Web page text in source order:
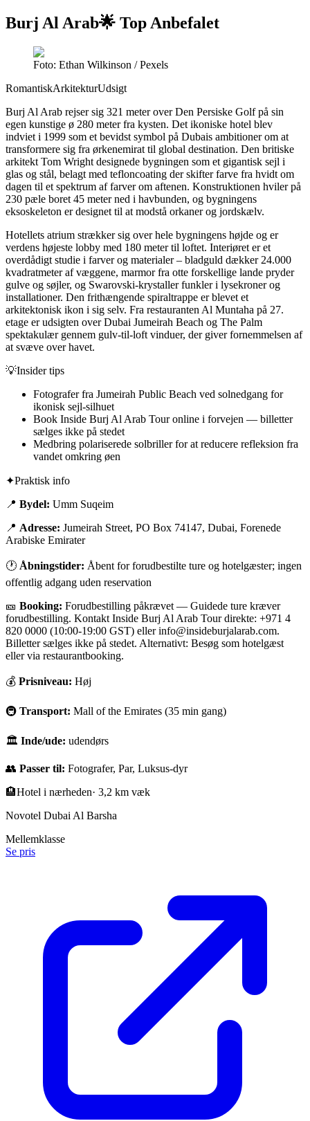
Burj Al Arab🌟 Top Anbefalet
Foto: Ethan Wilkinson / Pexels
RomantiskArkitekturUdsigt
Burj Al Arab rejser sig 321 meter over Den Persiske Golf på sin
egen kunstige ø 280 meter fra kysten. Det ikoniske hotel blev
indviet i 1999 som et bevidst symbol på Dubais ambitioner om at
transformere sig fra ørkenemirat til global destination. Den britiske
arkitekt Tom Wright designede bygningen som et gigantisk sejl i
glas og stål, belagt med tefloncoating der skifter farve fra hvidt om
dagen til et spektrum af farver om aftenen. Konstruktionen hviler på
230 pæle boret 45 meter ned i havbunden, og bygningens
eksoskeleton er designet til at modstå orkaner og jordskælv.
Hotellets atrium strækker sig over hele bygningens højde og er
verdens højeste lobby med 180 meter til loftet. Interiøret er et
overdådigt studie i farver og materialer – bladguld dækker 24.000
kvadratmeter af væggene, marmor fra otte forskellige lande pryder
gulve og søjler, og Swarovski-krystaller funkler i lysekroner og
installationer. Den frithængende spiraltrappe er blevet et
arkitektonisk ikon i sig selv. Fra restauranten Al Muntaha på 27.
etage er udsigten over Dubai Jumeirah Beach og The Palm
spektakulær gennem gulv-til-loft vinduer, der giver fornemmelsen af
at svæve over havet.
💡Insider tips
Fotografer fra Jumeirah Public Beach ved solnedgang for
ikonisk sejl-silhuet
Book Inside Burj Al Arab Tour online i forvejen — billetter
sælges ikke på stedet
Medbring polariserede solbriller for at reducere refleksion fra
vandet omkring øen
✦Praktisk info
📍 Bydel: Umm Suqeim
📍 Adresse: Jumeirah Street, PO Box 74147, Dubai, Forenede
Arabiske Emirater
🕐 Åbningstider: Åbent for forudbestilte ture og hotelgæster; ingen
offentlig adgang uden reservation
🎫 Booking: Forudbestilling påkrævet — Guidede ture kræver
forudbestilling. Kontakt Inside Burj Al Arab Tour direkte: +971 4
820 0000 (10:00-19:00 GST) eller info@insideburjalarab.com.
Billetter sælges ikke på stedet. Alternativt: Besøg som hotelgæst
eller via restaurantbooking.
💰 Prisniveau: Høj
🚇 Transport: Mall of the Emirates (35 min gang)
🏛 Inde/ude: udendørs
👥 Passer til: Fotografer, Par, Luksus-dyr
🏨Hotel i nærheden· 3,2 km væk
Novotel Dubai Al Barsha
Mellemklasse
Se pris